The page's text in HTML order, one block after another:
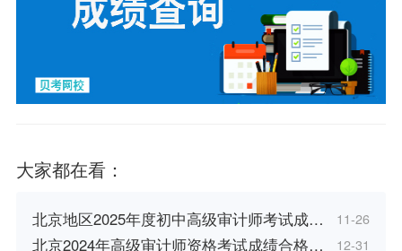
大家都在看：
北京地区2025年度初中高级审计师考试成… 11-26
北京2024年高级审计师资格考试成绩合格… 12-31